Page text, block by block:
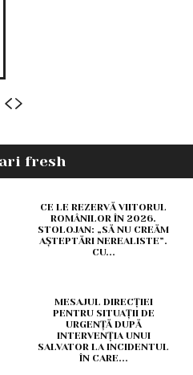
fresh
CE LE REZERVĂ VIITORUL
ROMÂNILOR ÎN 2026.
STOLOJAN: „SĂ NU CREĂM
AȘTEPTĂRI NEREALISTE”.
CU...
MESAJUL DIRECȚIEI
PENTRU SITUAȚII DE
URGENȚĂ DUPĂ
INTERVENȚIA UNUI
SALVATOR LA INCIDENTUL
ÎN CARE...